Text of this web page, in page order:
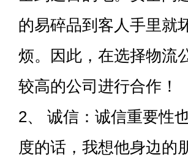
的易碎品到客人手里就
烦。因此，在选择物流
较高的公司进行合作！
2、 诚信：诚信重要性
度的话，我想他身边的